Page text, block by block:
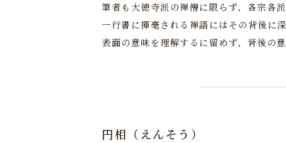
筆者も大徳寺派の禅僧に限らず、各宗各
一行書に揮毫される禅語にはその背後に
表面の意味を理解するに留めず、背後の
円相（えんそう）